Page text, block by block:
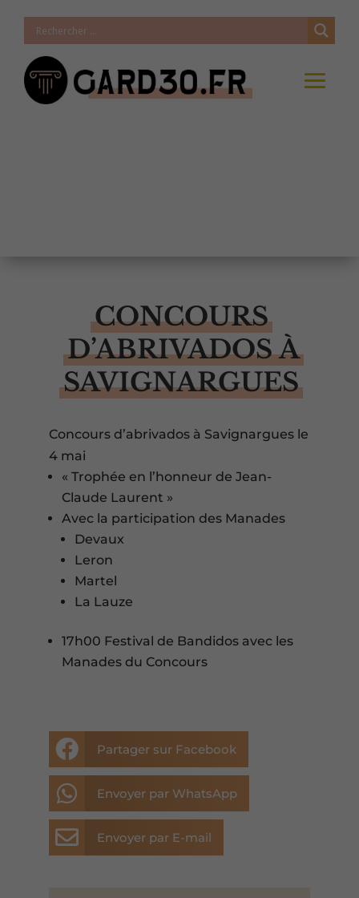
CONCOURS
D’ABRIVADOS À
SAVIGNARGUES
Concours d’abrivados à Savignargues le
4 mai
« Trophée en l’honneur de Jean-
Claude Laurent »
Avec la participation des Manades
Devaux
Leron
Martel
La Lauze
17h00 Festival de Bandidos avec les
Manades du Concours
 Partager sur Facebook
 Envoyer par WhatsApp
 Envoyer par E-mail